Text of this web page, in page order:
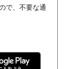
で、不要な通